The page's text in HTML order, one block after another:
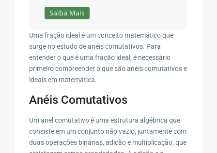
Saiba Mais
Uma fração ideal é um conceito matemático que
surge no estudo de anéis comutativos. Para
entender o que é uma fração ideal, é necessário
primeiro compreender o que são anéis comutativos e
ideais em matemática.
Anéis Comutativos
Um anel comutativo é uma estrutura algébrica que
consiste em um conjunto não vazio, juntamente com
duas operações binárias, adição e multiplicação, que